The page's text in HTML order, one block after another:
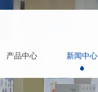
产品中心 新闻中心